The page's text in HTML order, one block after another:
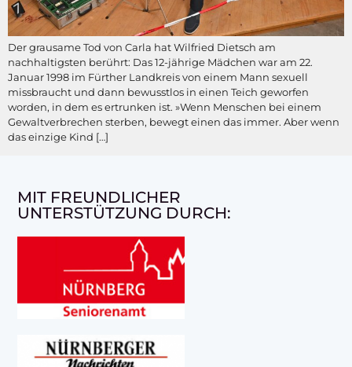
Der grausame Tod von Carla hat Wilfried Dietsch am
nachhaltigsten berührt: Das 12-jährige Mädchen war am 22.
Januar 1998 im Fürther Landkreis von einem Mann sexuell
missbraucht und dann bewusstlos in einen Teich geworfen
worden, in dem es ertrunken ist. »Wenn Menschen bei einem
Gewaltverbrechen sterben, bewegt einen das immer. Aber wenn
das einzige Kind […]
MIT FREUNDLICHER
UNTERSTÜTZUNG DURCH: